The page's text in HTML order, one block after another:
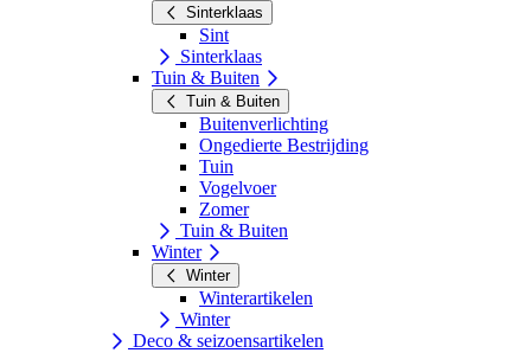
Sinterklaas
Sint
Sinterklaas
Tuin & Buiten
Tuin & Buiten
Buitenverlichting
Ongedierte Bestrijding
Tuin
Vogelvoer
Zomer
Tuin & Buiten
Winter
Winter
Winterartikelen
Winter
Deco & seizoensartikelen